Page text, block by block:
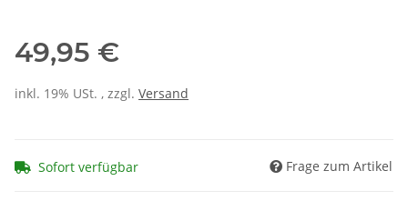
49,95 €
inkl. 19% USt. , zzgl. Versand
Sofort verfügbar Frage zum Artikel